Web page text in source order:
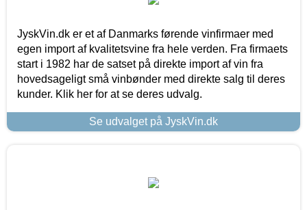
JyskVin.dk er et af Danmarks førende vinfirmaer med
egen import af kvalitetsvine fra hele verden. Fra firmaets
start i 1982 har de satset på direkte import af vin fra
hovedsageligt små vinbønder med direkte salg til deres
kunder. Klik her for at se deres udvalg.
Se udvalget på JyskVin.dk